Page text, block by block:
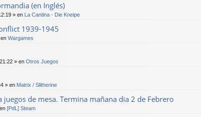
(en Inglés)
» en La Cantina - Die Kneipe
1939-1945
Wargames
» en Otros Juegos
» en Matrix / Slitherine
juegos de mesa. Termina mañana dia 2 de Febrero
[PdL] Steam